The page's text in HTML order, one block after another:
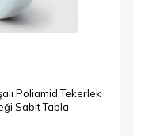
Poliamid Tekerlek
Sabit Tabla